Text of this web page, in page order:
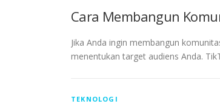
Cara Membangun
Jika Anda ingin membangun
menentukan target audiens Anda.
TEKNOLOGI